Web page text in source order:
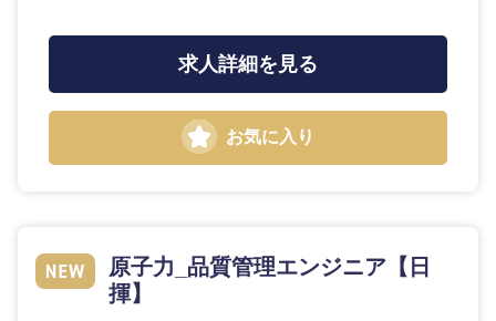
求人詳細を見る
お気に入り
原子力_品質管理エンジニア【日
揮】